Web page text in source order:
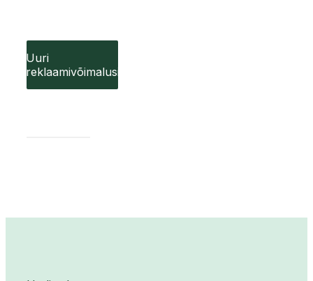
Uuri
reklaamivõimalusi